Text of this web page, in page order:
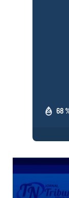
68